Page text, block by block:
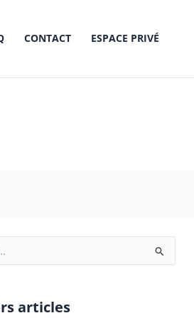
CONTACT ESPACE PRIVÉ
articles